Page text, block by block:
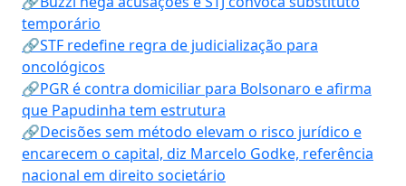
temporário
🔗STF redefine regra de judicialização para
oncológicos
🔗PGR é contra domiciliar para Bolsonaro e afirma
que Papudinha tem estrutura
🔗Decisões sem método elevam o risco jurídico e
encarecem o capital, diz Marcelo Godke, referência
nacional em direito societário